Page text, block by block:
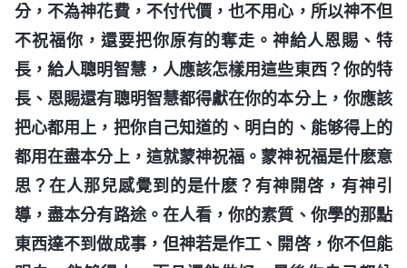
分，不為神花費，不付代價，也不用心，所以神不但
不祝福你，還要把你原有的奪走。神給人恩賜、特
長，給人聰明智慧，人應該怎樣用這些東西？你的特
長、恩賜還有聰明智慧都得獻在你的本分上，你應該
把心都用上，把你自己知道的、明白的、能够得上的
都用在盡本分上，這就蒙神祝福。蒙神祝福是什麽意
思？在人那兒感覺到的是什麽？有神開啓，有神引
導，盡本分有路途。在人看，你的素質、你學的那點
東西達不到做成事，但神若是作工、開啓，你不但能